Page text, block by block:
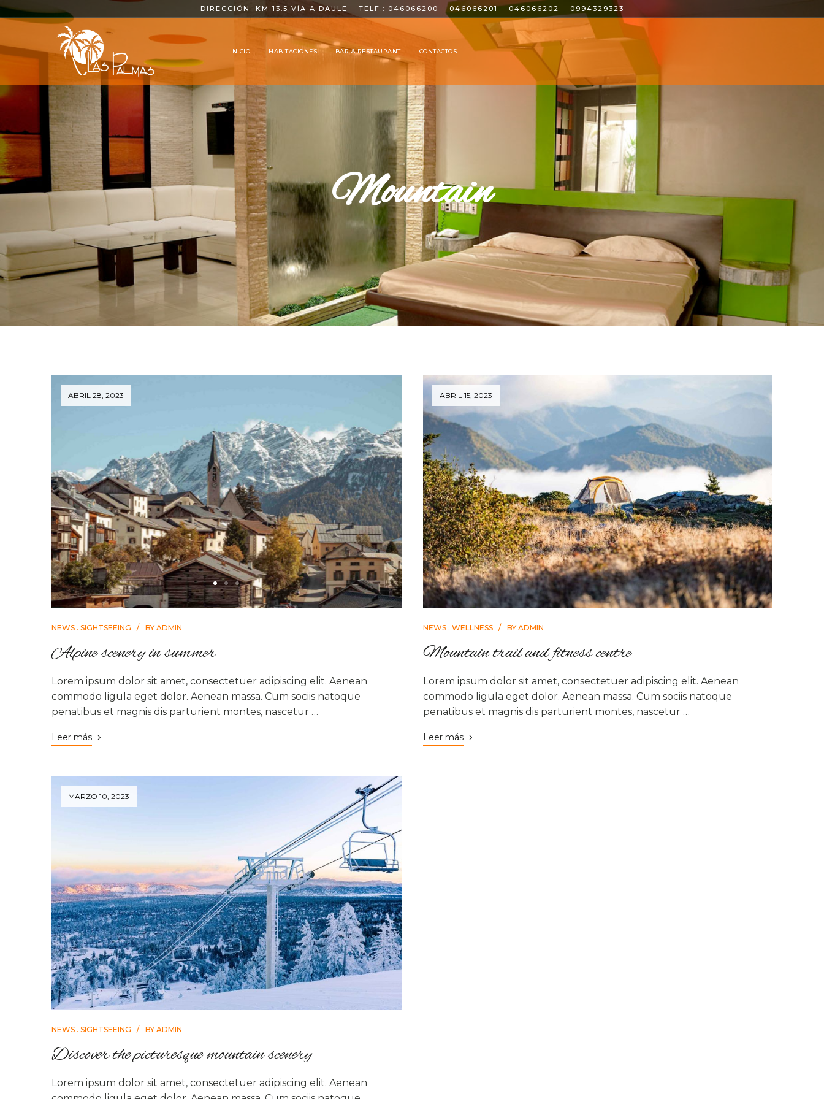
DIRECCIÓN: KM 13.5 VÍA A DAULE – TELF.: 046066200 – 046066201 – 046066202 – 0994329323
INICIO HABITACIONES BAR & RESTAURANT CONTACTOS
Mountain
ABRIL 28, 2023
NEWS SIGHTSEEING BYADMIN
Alpine scenery in summer
Lorem ipsum dolor sit amet, consectetuer adipiscing elit. Aenean
commodo ligula eget dolor. Aenean massa. Cum sociis natoque
penatibus et magnis dis parturient montes, nascetur …
Leer más
ABRIL 15, 2023
NEWS WELLNESS BYADMIN
Mountain trail and fitness centre
Lorem ipsum dolor sit amet, consectetuer adipiscing elit. Aenean
commodo ligula eget dolor. Aenean massa. Cum sociis natoque
penatibus et magnis dis parturient montes, nascetur …
Leer más
MARZO 10, 2023
NEWS SIGHTSEEING BYADMIN
Discover the picturesque mountain scenery
Lorem ipsum dolor sit amet, consectetuer adipiscing elit. Aenean